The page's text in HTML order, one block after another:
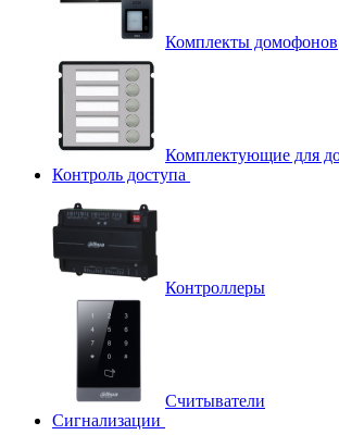
Комплекты домофонов
Комплектующие для
Контроль доступа
Контроллеры
Считыватели
Сигнализации